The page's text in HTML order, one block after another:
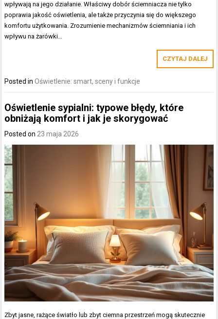
wpływają na jego działanie. Właściwy dobór ściemniacza nie tylko
poprawia jakość oświetlenia, ale także przyczynia się do większego
komfortu użytkowania. Zrozumienie mechanizmów ściemniania i ich
wpływu na żarówki…
CZYTAJ DALEJ
Posted inOświetlenie: smart, sceny i funkcje
Oświetlenie sypialni: typowe błędy, które
obniżają komfort i jak je skorygować
Posted on 23 maja 2026
Zbyt jasne, rażące światło lub zbyt ciemna przestrzeń mogą skutecznie